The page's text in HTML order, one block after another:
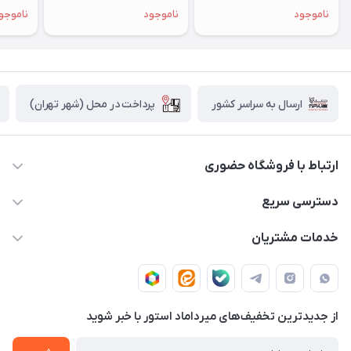
ناموجود
ناموجود
ارسال به سراسر کشور پرداخت در محل (شهر تهران)
ارتباط با فروشگاه حضوری
02188874370 - 02188874371
پایتخت - طبقه اول - واحد 172
دسترسی سریع
صـفـحـه اصـلـی
دربـاره مـیـردامـاد اسـتـور
خدمات مشتریان
قـوانـیـن و مـقـررات
روش هـای پـرداخـت
تـیـکـت بـه پـشـتـیـبـانـی
از جدید‌ترین تخفیف‌های میرداماد استور با‌ خبر شوید